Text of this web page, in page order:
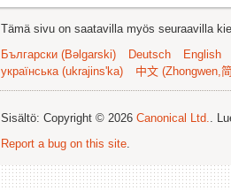
Tämä sivu on saatavilla myös seuraavilla
Български (Bəlgarski)
Deutsch English
українська (ukrajins'ka)
中文 (Zhongwen,
Sisältö: Copyright © 2026 Canonical Ltd..
Report a bug on this site.